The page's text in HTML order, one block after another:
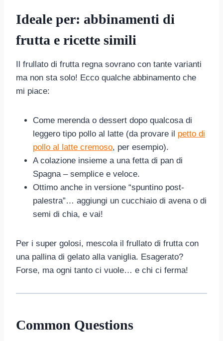
Ideale per: abbinamenti di
frutta e ricette simili
Il frullato di frutta regna sovrano con tante varianti
ma non sta solo! Ecco qualche abbinamento che
mi piace:
Come merenda o dessert dopo qualcosa di
leggero tipo pollo al latte (da provare il petto di
pollo al latte cremoso, per esempio).
A colazione insieme a una fetta di pan di
Spagna – semplice e veloce.
Ottimo anche in versione “spuntino post-
palestra”… aggiungi un cucchiaio di avena o di
semi di chia, e vai!
Per i super golosi, mescola il frullato di frutta con
una pallina di gelato alla vaniglia. Esagerato?
Forse, ma ogni tanto ci vuole… e chi ci ferma!
Common Questions